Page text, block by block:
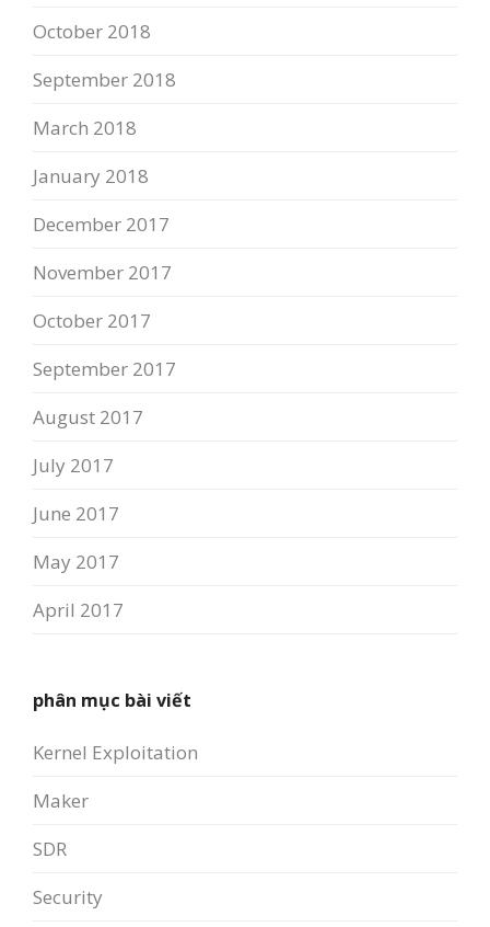
October 2018
September 2018
March 2018
January 2018
December 2017
November 2017
October 2017
September 2017
August 2017
July 2017
June 2017
May 2017
April 2017
phân mục bài viết
Kernel Exploitation
Maker
SDR
Security